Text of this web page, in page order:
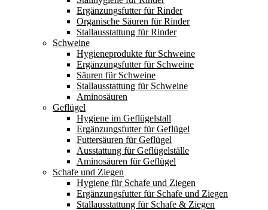
Ergänzungsfutter für Rinder
Organische Säuren für Rinder
Stallausstattung für Rinder
Schweine
Hygieneprodukte für Schweine
Ergänzungsfutter für Schweine
Säuren für Schweine
Stallausstattung für Schweine
Aminosäuren
Geflügel
Hygiene im Geflügelstall
Ergänzungsfutter für Geflügel
Futtersäuren für Geflügel
Ausstattung für Geflügelställe
Aminosäuren für Geflügel
Schafe und Ziegen
Hygiene für Schafe und Ziegen
Ergänzungsfutter für Schafe und Ziegen
Stallausstattung für Schafe & Ziegen